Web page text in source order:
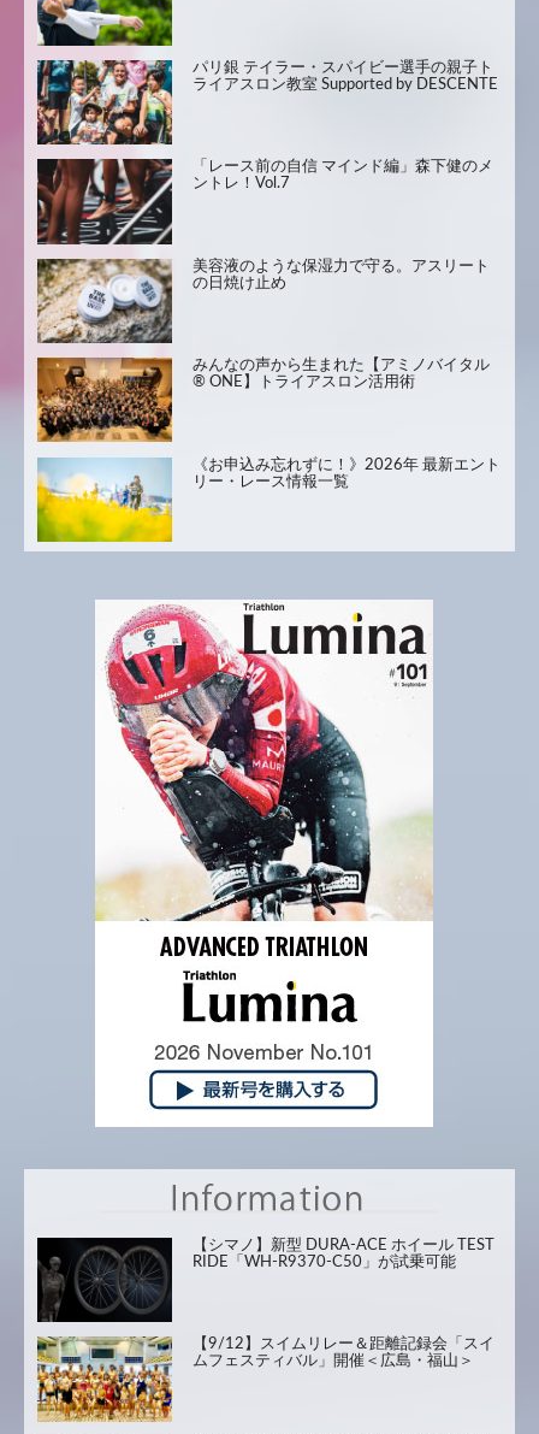
パリ銀 テイラー・スパイビー選手の親子ト
ライアスロン教室 Supported by DESCENTE
「レース前の自信 マインド編」森下健のメ
ントレ！Vol.7
美容液のような保湿力で守る。アスリート
の日焼け止め
みんなの声から生まれた【アミノバイタル
® ONE】トライアスロン活用術
《お申込み忘れずに！》2026年 最新エント
リー・レース情報一覧
【シマノ】新型 DURA-ACE ホイール TEST
RIDE「WH-R9370-C50」が試乗可能
【9/12】スイムリレー＆距離記録会「スイ
ムフェスティバル」開催＜広島・福山＞